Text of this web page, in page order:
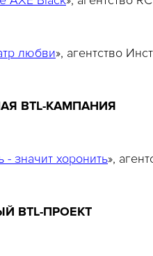
любви», агентство
BTL-КАМПАНИЯ
- значит хоронить»,
ВTL-ПРОЕКТ